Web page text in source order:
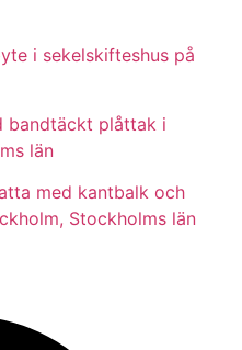
i sekelskifteshus på
bandtäckt plåttak i
län
med kantbalk och
Stockholms län